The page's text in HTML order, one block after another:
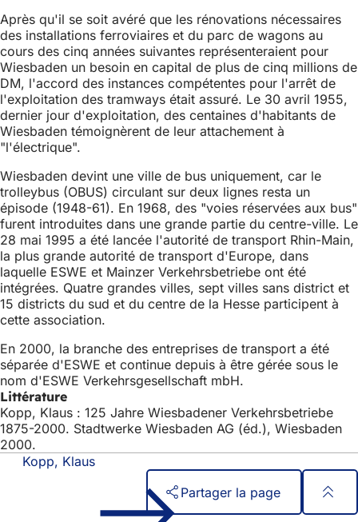
Après qu'il se soit avéré que les rénovations nécessaires
des installations ferroviaires et du parc de wagons au
cours des cinq années suivantes représenteraient pour
Wiesbaden un besoin en capital de plus de cinq millions de
DM, l'accord des instances compétentes pour l'arrêt de
l'exploitation des tramways était assuré. Le 30 avril 1955,
dernier jour d'exploitation, des centaines d'habitants de
Wiesbaden témoignèrent de leur attachement à
"l'électrique".
Wiesbaden devint une ville de bus uniquement, car le
trolleybus (OBUS) circulant sur deux lignes resta un
épisode (1948-61). En 1968, des "voies réservées aux bus"
furent introduites dans une grande partie du centre-ville. Le
28 mai 1995 a été lancée l'autorité de transport Rhin-Main,
la plus grande autorité de transport d'Europe, dans
laquelle ESWE et Mainzer Verkehrsbetriebe ont été
intégrées. Quatre grandes villes, sept villes sans district et
15 districts du sud et du centre de la Hesse participent à
cette association.
En 2000, la branche des entreprises de transport a été
séparée d'ESWE et continue depuis à être gérée sous le
nom d'ESWE Verkehrsgesellschaft mbH.
Littérature
Kopp, Klaus : 125 Jahre Wiesbadener Verkehrsbetriebe
1875-2000. Stadtwerke Wiesbaden AG (éd.), Wiesbaden
2000.
Kopp, Klaus
Partager la page